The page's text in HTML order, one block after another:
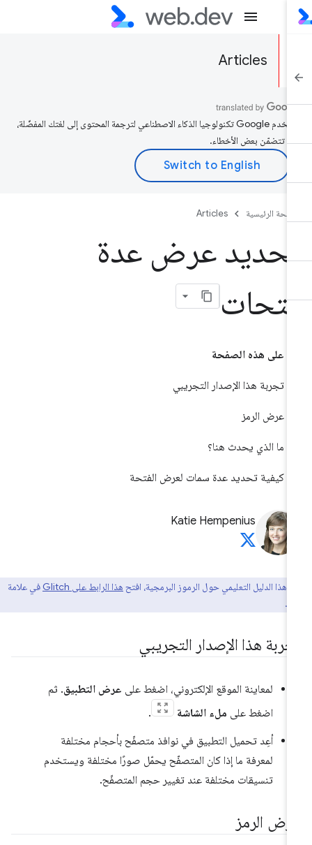
Articles
تستخدم Google تكنولوجيا الذكاء الاصطناعي لترجمة المحتوى إلى لغتك المفضّلة،
تتضمّن بعض الأخطاء.
الرئيسية Articles
عرض عدة
على هذه الصفحة
تجربة هذا الإصدار التجريبي
عرض الرمز
ما الذي يحدث هنا؟
كيفية تحديد عدة سمات لعرض الفتحة
Katie Hempenius
هذا الدليل التعليمي حول الرموز البرمجية، افتحهذا الرابط على Glitch
في علامة
هذا الإصدار التجريبي
لمعاينة الموقع الإلكتروني، اضغط علىعرض التطبيق. ثم
اضغط علىملء الشاشة
.
أعِد تحميل التطبيق في نوافذ متصفّح بأحجام مختلفة
لمعرفة ما إذا كان المتصفّح يحمّل صورًا مختلفة ويستخدم
تنسيقات مختلفة عند تغيير حجم المتصفّح.
الرمز